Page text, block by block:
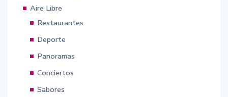
Aire Libre
Restaurantes
Deporte
Panoramas
Conciertos
Sabores